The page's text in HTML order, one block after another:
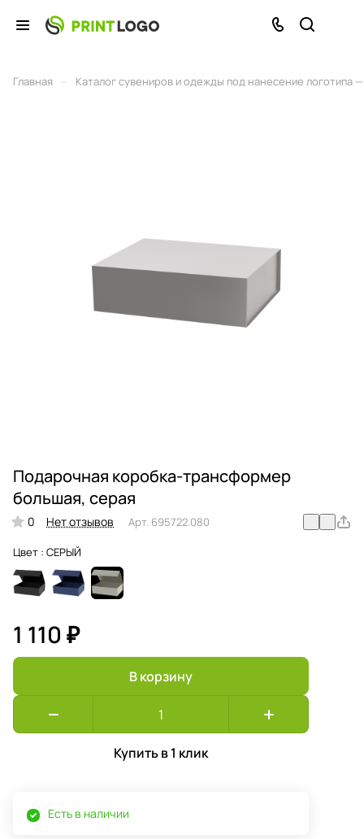
Главная Каталог сувениров и одежды под нанесение логотипа
Подарочная коробка-трансформер
большая, серая
0 Нет отзывов Арт. 695722.080
Цвет : СЕРЫЙ
1 110 ₽
В корзину
Купить в 1 клик
Есть в наличии